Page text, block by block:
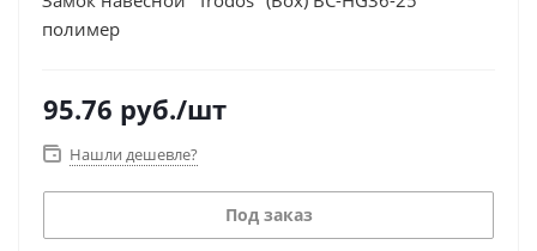
полимер
95.76 руб./шт
Нашли дешевле?
Под заказ